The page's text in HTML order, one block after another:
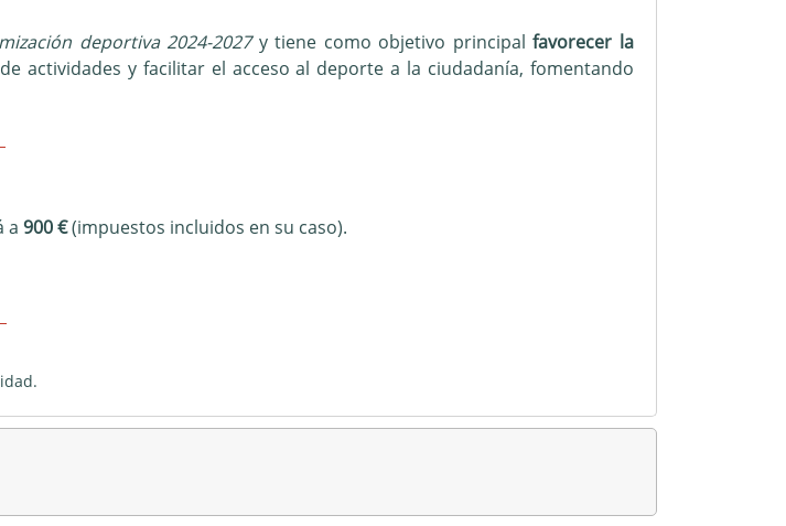
deportiva 2024-2027y tiene como objetivo principalfavorecer la
actividades y facilitar el acceso al deporte a la ciudadanía, fomentando
a 900 €(impuestos incluidos en su caso).
inventariable, entre otros específicos.